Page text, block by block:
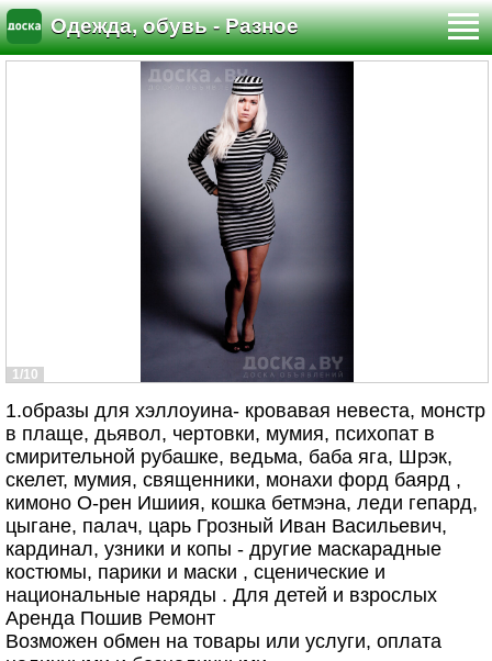
Одежда, обувь - Разное
1/10
1.образы для хэллоуина- кровавая невеста, монстр
в плаще, дьявол, чертовки, мумия, психопат в
смирительной рубашке, ведьма, баба яга, Шрэк,
скелет, мумия, священники, монахи форд баярд ,
кимоно О-рен Ишиия, кошка бетмэна, леди гепард,
цыгане, палач, царь Грозный Иван Васильевич,
кардинал, узники и копы - другие маскарадные
костюмы, парики и маски , сценические и
национальные наряды . Для детей и взрослых
Аренда Пошив Ремонт
Возможен обмен на товары или услуги, оплата